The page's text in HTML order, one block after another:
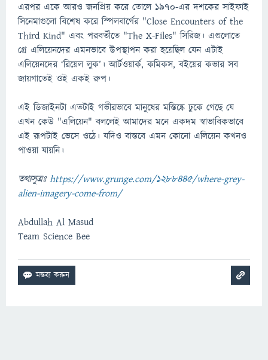
এরপর একে আরও জনপ্রিয় করে তোলে ১৯৭০-এর দশকের সাইফাই
সিনেমাগুলো বিশেষ করে স্পিলবার্গের "Close Encounters of the
Third Kind" এবং পরবর্তীতে "The X-Files" সিরিজ। এগুলোতে
গ্রে এলিয়েনদের এমনভাবে উপস্থাপন করা হয়েছিল যেন এটাই
এলিয়েনদের ‘রিয়েল লুক’। আর্টওয়ার্ক, কমিকস, বইয়ের কভার সব
জায়গাতেই ওই একই রুপ।
এই ডিজাইনটা এতটাই গভীরভাবে মানুষের মস্তিষ্কে ঢুকে গেছে যে
এখন কেউ "এলিয়েন" বললেই আমাদের মনে একদম স্বাভাবিকভাবে
এই রূপটাই ভেসে ওঠে। যদিও বাস্তবে এমন কোনো এলিয়েন কখনও
পাওয়া যায়নি।
তথ্যসুত্রঃhttps://www.grunge.com/1288445/where-grey-
alien-imagery-come-from/
Abdullah Al Masud
Team Science Bee